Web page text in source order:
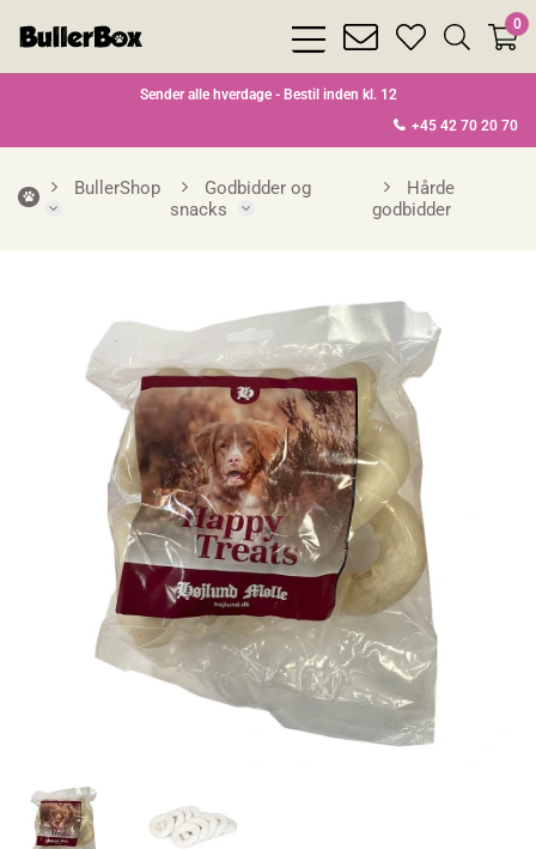
bars
light
envelope
heart
search
0
Sender alle hverdage - Bestil inden kl. 12
+45 42 70 20 70
BullerShop
Godbidder og
snacks
Hårde
godbidder